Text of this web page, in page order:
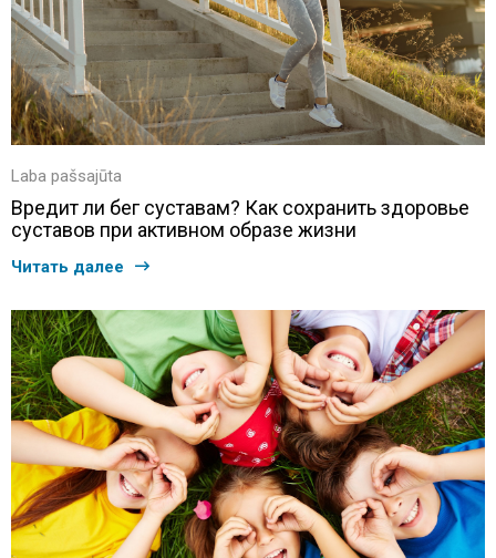
Laba pašsajūta
Вредит ли бег суставам? Как сохранить здоровье
суставов при активном образе жизни
Читать далее